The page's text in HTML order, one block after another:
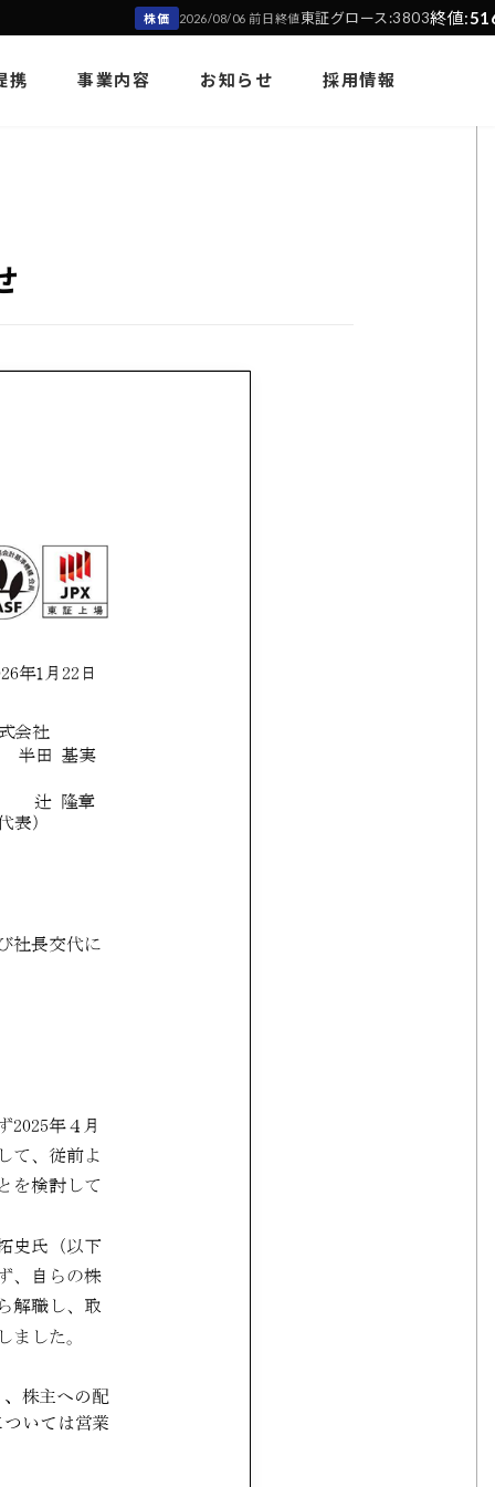
2026/08/06 前日終値東証グロース:3803終値:516円
携 事業内容 お知らせ 採用情報